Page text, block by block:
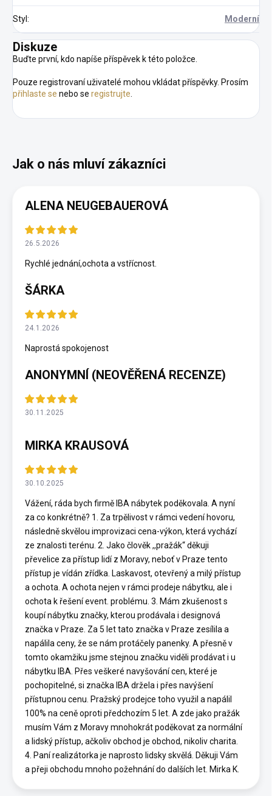
Styl: Moderní
Diskuze
Buďte první, kdo napíše příspěvek k této položce.
Pouze registrovaní uživatelé mohou vkládat příspěvky. Prosím
přihlaste se nebo se registrujte
ALENA NEUGEBAUEROVÁ
26.5.2026
Rychlé jednání,ochota a vstřícnost.
ŠÁRKA
24.1.2026
Naprostá spokojenost
ANONYMNÍ (NEOVĚŘENÁ RECENZE)
30.11.2025
MIRKA KRAUSOVÁ
30.10.2025
Vážení, ráda bych firmě IBA nábytek poděkovala. A nyní
za co konkrétně? 1. Za trpělivost v rámci vedení hovoru,
následně skvělou improvizaci cena-výkon, která vychází
ze znalosti terénu. 2. Jako člověk ,,pražák“ děkuji
převelice za přístup lidí z Moravy, neboť v Praze tento
přístup je vídán zřídka. Laskavost, otevřený a milý přístup
a ochota. A ochota nejen v rámci prodeje nábytku, ale i
ochota k řešení event. problému. 3. Mám zkušenost s
koupí nábytku značky, kterou prodávala i designová
značka v Praze. Za 5 let tato značka v Praze zesílila a
napálila ceny, že se nám protáčely panenky. A přesně v
tomto okamžiku jsme stejnou značku viděli prodávat i u
nábytku IBA. Přes veškeré navyšování cen, které je
pochopitelné, si značka IBA držela i přes navýšení
přístupnou cenu. Pražský prodejce toho využil a napálil
100% na ceně oproti předchozím 5 let. A zde jako pražák
musím Vám z Moravy mnohokrát poděkovat za normální
a lidský přístup, ačkoliv obchod je obchod, nikoliv charita.
4. Paní realizátorka je naprosto lidsky skvělá. Děkuji Vám
a přeji obchodu mnoho požehnání do dalších let. Mirka K.